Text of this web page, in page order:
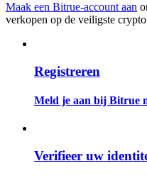
Big data-analyse
Maak een Bitrue-account aan
verkopen op de veiligste
Registreren
Meld je aan bij Bitrue
Verifieer uw